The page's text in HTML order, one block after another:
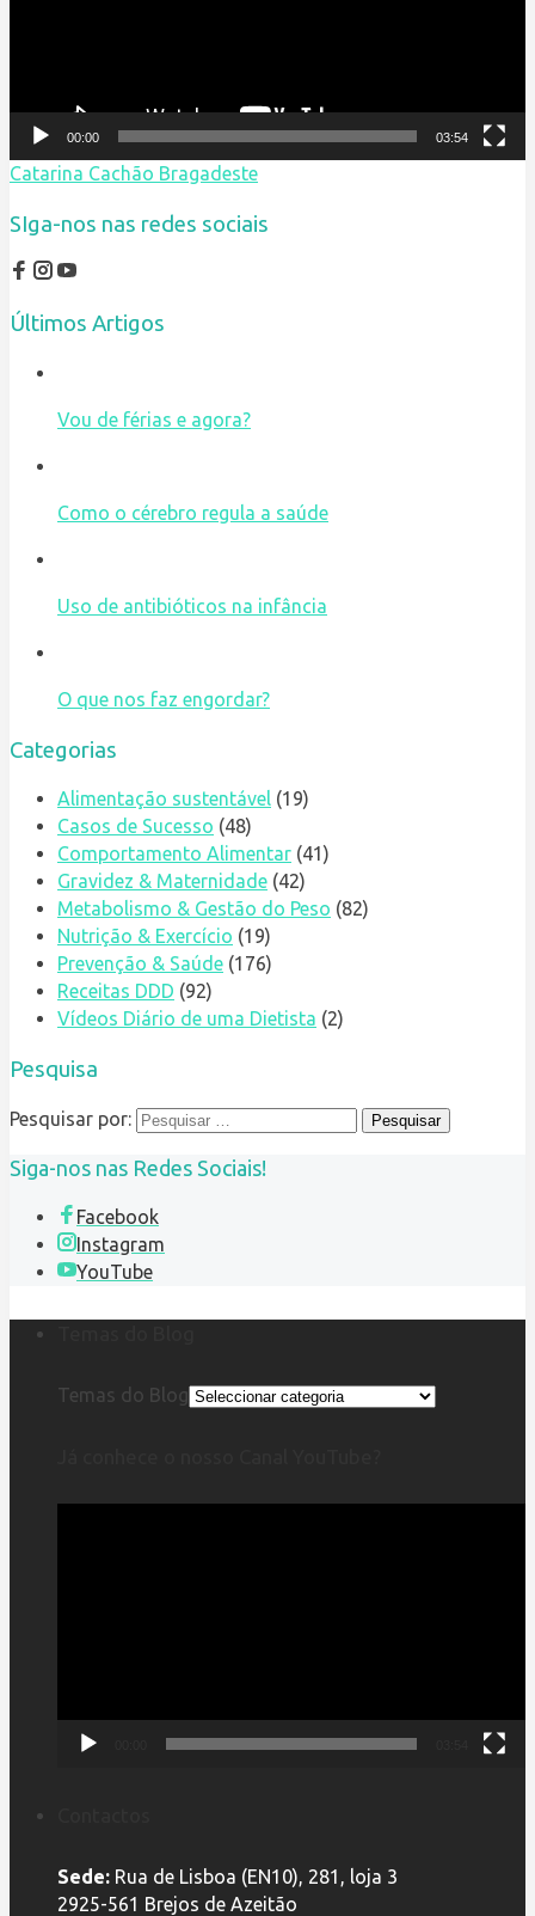
00:00 03:54
Catarina Cachão Bragadeste
SIga-nos nas redes sociais
Últimos Artigos
Vou de férias e agora?
Como o cérebro regula a saúde
Uso de antibióticos na infância
O que nos faz engordar?
Categorias
Alimentação sustentável (19)
Casos de Sucesso (48)
Comportamento Alimentar (41)
Gravidez & Maternidade (42)
Metabolismo & Gestão do Peso (82)
Nutrição & Exercício (19)
Prevenção & Saúde (176)
Receitas DDD (92)
Vídeos Diário de uma Dietista (2)
Pesquisa
Pesquisar por:
Siga-nos nas Redes Sociais!
Facebook
Instagram
YouTube
Temas do Blog
Sede: Rua de Lisboa (EN10), 281, loja 3
2925-561 Brejos de Azeitão